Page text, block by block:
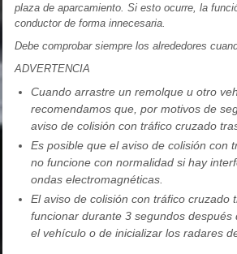
plaza de aparcamiento. Si esto ocurre, la
conductor de forma innecesaria.
Debe comprobar siempre los alrededores
ADVERTENCIA
Cuando arrastre un remolque u otro
recomendamos que, por motivos de
aviso de colisión con tráfico cruzado
Es posible que el aviso de colisión con
no funcione con normalidad si hay
ondas electromagnéticas.
El aviso de colisión con tráfico cruzado
funcionar durante 3 segundos después
el vehículo o de inicializar los radares